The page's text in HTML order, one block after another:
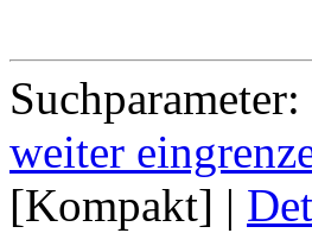
weiter
[Kompakt] |